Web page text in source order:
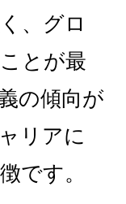
、グロ
とが最
の傾向が
リアに
です。